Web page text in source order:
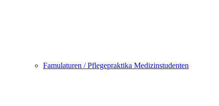
Famulaturen / Pflegepraktika Medizinstudenten